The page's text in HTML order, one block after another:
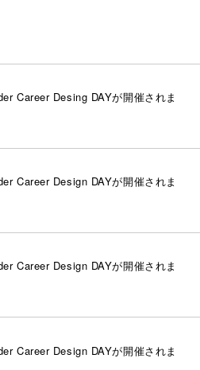
Career Desing DAYが開催されま
Career Design DAYが開催されま
Career Design DAYが開催されま
Career Design DAYが開催されま